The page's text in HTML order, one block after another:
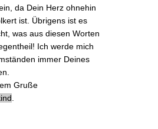
da Dein Herz ohnehin
ist. Übrigens ist es
was aus diesen Worten
Ich werde mich
immer Deines
Gruße